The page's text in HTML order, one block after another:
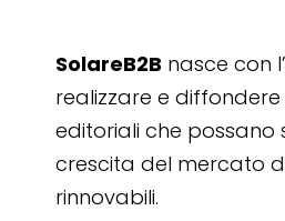
SolareB2B nasce con
realizzare e
editoriali che possano
crescita del mercato
rinnovabili.